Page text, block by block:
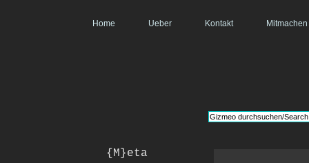
Home Ueber Kontakt Mitmachen
{M}eta